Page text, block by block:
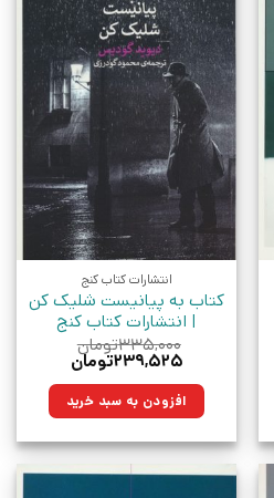
انتشارات کتاب کنج
کتاب به پیانیست شلیک کن
| انتشارات کتاب کنج
۳۳۵,۰۰۰تومان
قیمت
۳۳۵,۰۰۰تومان
بود.
۲۳۹,۵۲۵تومان
۲۳۹,۵۲۵تومان.افزودن به سبد خرید